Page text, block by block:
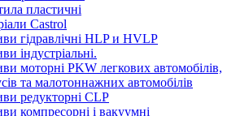
пластичні
Castrol
гідравлічні HLP и HVLP
індустріальні.
моторні PKW легкових автомобілів,
та малотоннажних автомобілів
редукторні CLP
компресорні і вакуумні